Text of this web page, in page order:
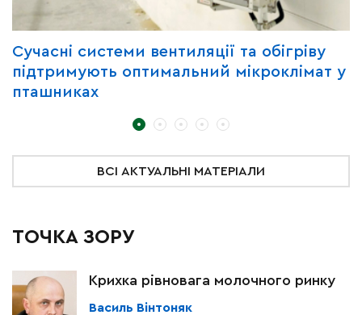
Сучасні системи вентиляції та обігріву
підтримують оптимальний мікроклімат у
пташниках
ВСІ АКТУАЛЬНІ МАТЕРІАЛИ
ТОЧКА ЗОРУ
Крихка рівновага молочного ринку
Василь Вінтоняк